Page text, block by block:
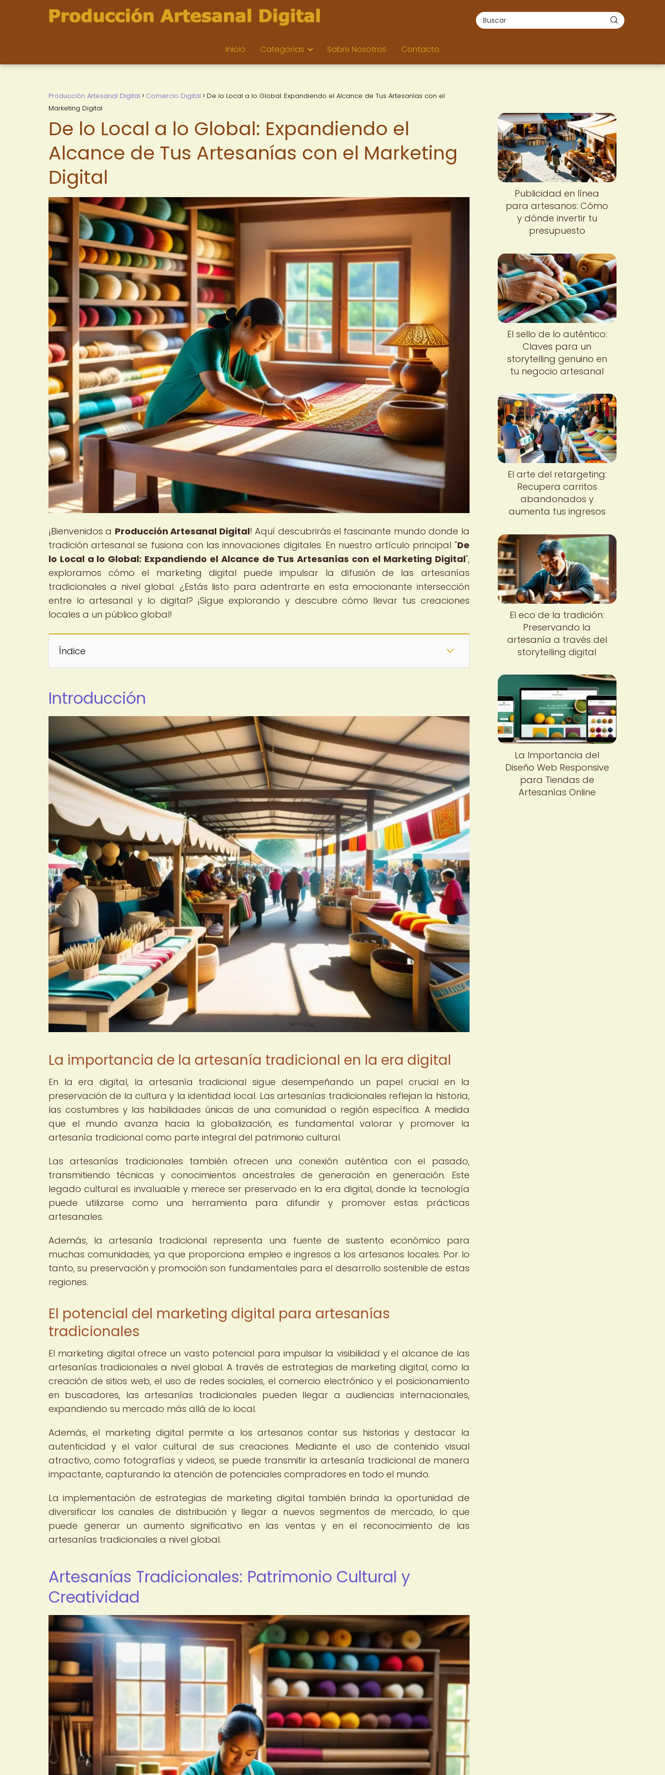
Inicio Categorías Sobre Nosotros Contacto
Producción Artesanal Digital Comercio Digital
De lo Local a lo Global: Expandiendo el Alcance de Tus Artesanías con el
Marketing Digital
De lo Local a lo Global: Expandiendo el
Alcance de Tus Artesanías con el Marketing
Digital
¡Bienvenidos a Producción Artesanal Digital! Aquí descubrirás el fascinante mundo donde la
tradición artesanal se fusiona con las innovaciones digitales. En nuestro artículo principal "De
lo Local a lo Global: Expandiendo el Alcance de Tus Artesanías con el Marketing Digital",
exploramos cómo el marketing digital puede impulsar la difusión de las artesanías
tradicionales a nivel global. ¿Estás listo para adentrarte en esta emocionante intersección
entre lo artesanal y lo digital? ¡Sigue explorando y descubre cómo llevar tus creaciones
locales a un público global!
Índice
Introducción
La importancia de la artesanía tradicional en la era digital
En la era digital, la artesanía tradicional sigue desempeñando un papel crucial en la
preservación de la cultura y la identidad local. Las artesanías tradicionales reflejan la historia,
las costumbres y las habilidades únicas de una comunidad o región específica. A medida
que el mundo avanza hacia la globalización, es fundamental valorar y promover la
artesanía tradicional como parte integral del patrimonio cultural.
Las artesanías tradicionales también ofrecen una conexión auténtica con el pasado,
transmitiendo técnicas y conocimientos ancestrales de generación en generación. Este
legado cultural es invaluable y merece ser preservado en la era digital, donde la tecnología
puede utilizarse como una herramienta para difundir y promover estas prácticas
artesanales.
Además, la artesanía tradicional representa una fuente de sustento económico para
muchas comunidades, ya que proporciona empleo e ingresos a los artesanos locales. Por lo
tanto, su preservación y promoción son fundamentales para el desarrollo sostenible de estas
regiones.
El potencial del marketing digital para artesanías
tradicionales
El marketing digital ofrece un vasto potencial para impulsar la visibilidad y el alcance de las
artesanías tradicionales a nivel global. A través de estrategias de marketing digital, como la
creación de sitios web, el uso de redes sociales, el comercio electrónico y el posicionamiento
en buscadores, las artesanías tradicionales pueden llegar a audiencias internacionales,
expandiendo su mercado más allá de lo local.
Además, el marketing digital permite a los artesanos contar sus historias y destacar la
autenticidad y el valor cultural de sus creaciones. Mediante el uso de contenido visual
atractivo, como fotografías y videos, se puede transmitir la artesanía tradicional de manera
impactante, capturando la atención de potenciales compradores en todo el mundo.
La implementación de estrategias de marketing digital también brinda la oportunidad de
diversificar los canales de distribución y llegar a nuevos segmentos de mercado, lo que
puede generar un aumento significativo en las ventas y en el reconocimiento de las
artesanías tradicionales a nivel global.
Artesanías Tradicionales: Patrimonio Cultural y
Creatividad
Publicidad en línea
para artesanos: Cómo
y dónde invertir tu
presupuesto
El sello de lo auténtico:
Claves para un
storytelling genuino en
tu negocio artesanal
El arte del retargeting:
Recupera carritos
abandonados y
aumenta tus ingresos
El eco de la tradición:
Preservando la
artesanía a través del
storytelling digital
La Importancia del
Diseño Web Responsive
para Tiendas de
Artesanías Online